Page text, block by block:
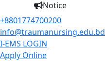
Notice
+8801774700200
info@traumanursing.edu.bd
I-EMS LOGIN
Apply Online